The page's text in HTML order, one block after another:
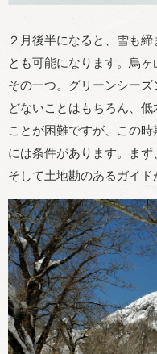
２月後半になると、雪も
とも可能になります。烏
その一つ。グリーンシー
どないことはもちろん、
ことが困難ですが、この
には条件があります。まず
そして土地勘のあるガイド